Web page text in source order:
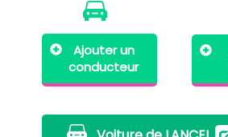
Ajouter un
conducteur